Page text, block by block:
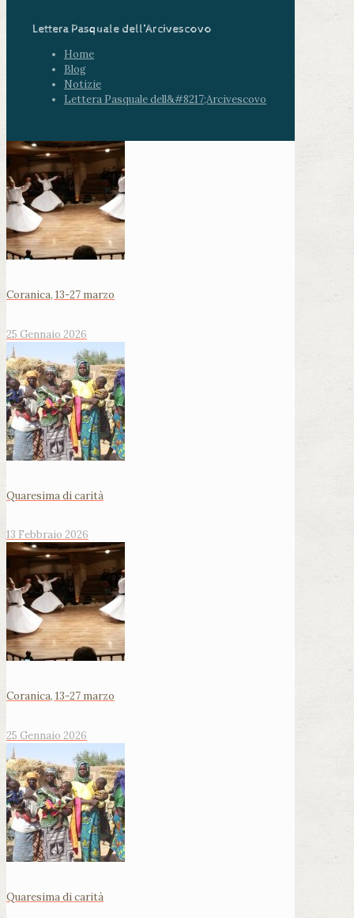
Lettera Pasquale dell’Arcivescovo
Home
Blog
Notizie
Lettera Pasquale dell&#8217;Arcivescovo
Coranica, 13-27 marzo
25 Gennaio 2026
Quaresima di carità
13 Febbraio 2026
Coranica, 13-27 marzo
25 Gennaio 2026
Quaresima di carità